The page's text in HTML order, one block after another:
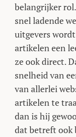
belangrijker
snel ladende
uitgevers
artikelen een
ze ook direct.
snelheid van
van allerlei
artikelen te
dan is hij
dat betreft ook